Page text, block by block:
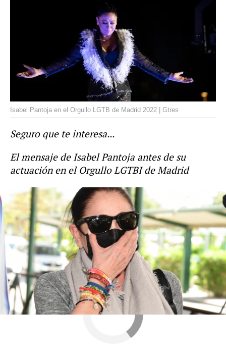
Isabel Pantoja en el Orgullo LGTB de Madrid 2022 | Gtres
Seguro que te interesa...
El mensaje de Isabel Pantoja antes de su
actuación en el Orgullo LGTBI de Madrid
actualidad Isabel Pantoja
Novamas » Gente